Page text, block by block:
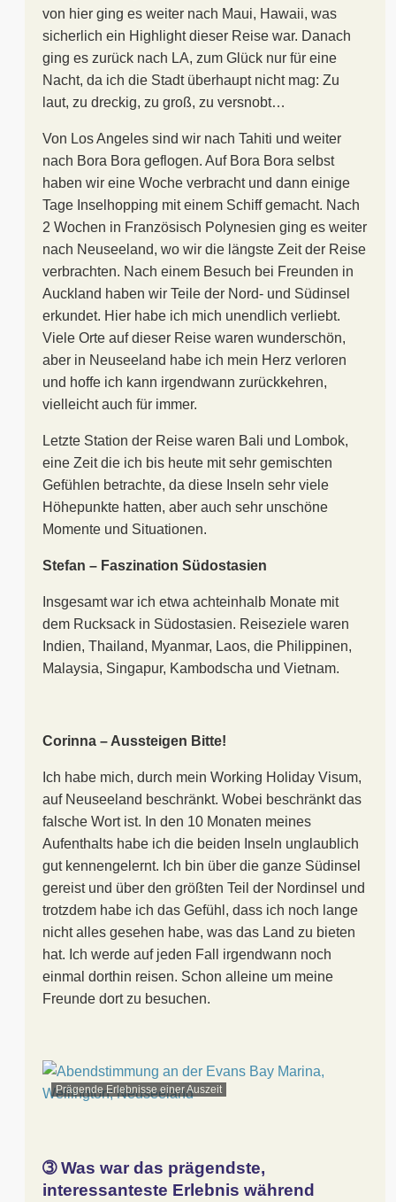
von hier ging es weiter nach Maui, Hawaii, was
sicherlich ein Highlight dieser Reise war. Danach
ging es zurück nach LA, zum Glück nur für eine
Nacht, da ich die Stadt überhaupt nicht mag: Zu
laut, zu dreckig, zu groß, zu versnobt…
Von Los Angeles sind wir nach Tahiti und weiter
nach Bora Bora geflogen. Auf Bora Bora selbst
haben wir eine Woche verbracht und dann einige
Tage Inselhopping mit einem Schiff gemacht. Nach
2 Wochen in Französisch Polynesien ging es weiter
nach Neuseeland, wo wir die längste Zeit der Reise
verbrachten. Nach einem Besuch bei Freunden in
Auckland haben wir Teile der Nord- und Südinsel
erkundet. Hier habe ich mich unendlich verliebt.
Viele Orte auf dieser Reise waren wunderschön,
aber in Neuseeland habe ich mein Herz verloren
und hoffe ich kann irgendwann zurückkehren,
vielleicht auch für immer.
Letzte Station der Reise waren Bali und Lombok,
eine Zeit die ich bis heute mit sehr gemischten
Gefühlen betrachte, da diese Inseln sehr viele
Höhepunkte hatten, aber auch sehr unschöne
Momente und Situationen.
Stefan – Faszination Südostasien
Insgesamt war ich etwa achteinhalb Monate mit
dem Rucksack in Südostasien. Reiseziele waren
Indien, Thailand, Myanmar, Laos, die Philippinen,
Malaysia, Singapur, Kambodscha und Vietnam.
Corinna – Aussteigen Bitte!
Ich habe mich, durch mein Working Holiday Visum,
auf Neuseeland beschränkt. Wobei beschränkt das
falsche Wort ist. In den 10 Monaten meines
Aufenthalts habe ich die beiden Inseln unglaublich
gut kennengelernt. Ich bin über die ganze Südinsel
gereist und über den größten Teil der Nordinsel und
trotzdem habe ich das Gefühl, dass ich noch lange
nicht alles gesehen habe, was das Land zu bieten
hat. Ich werde auf jeden Fall irgendwann noch
einmal dorthin reisen. Schon alleine um meine
Freunde dort zu besuchen.
Prägende Erlebnisse einer Auszeit
➂ Was war das prägendste,
interessanteste Erlebnis während